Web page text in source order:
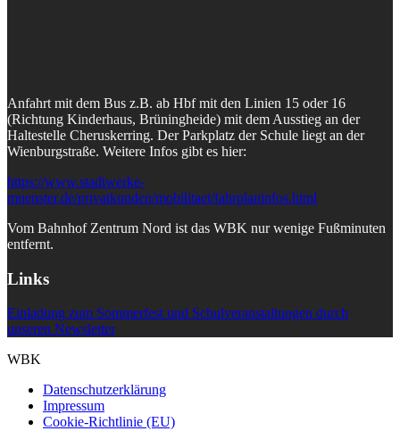
Anfahrt mit dem Bus z.B. ab Hbf mit den Linien 15 oder 16
(Richtung Kinderhaus, Brüningheide) mit dem Ausstieg an der
Haltestelle Cheruskerring. Der Parkplatz der Schule liegt an der
Wienburgstraße. Weitere Infos gibt es hier:
https://www.stadtwerke-
muenster.de/privatkunden/mobilitaet/fahrplaninfos.html
Vom Bahnhof Zentrum Nord ist das WBK nur wenige Fußminuten
entfernt.
Links
Einladung zum Sommerfest und Schulveranstaltungen durch
unseren Newsletter
WBK
Datenschutzerklärung
Impressum
Cookie-Richtlinie (EU)